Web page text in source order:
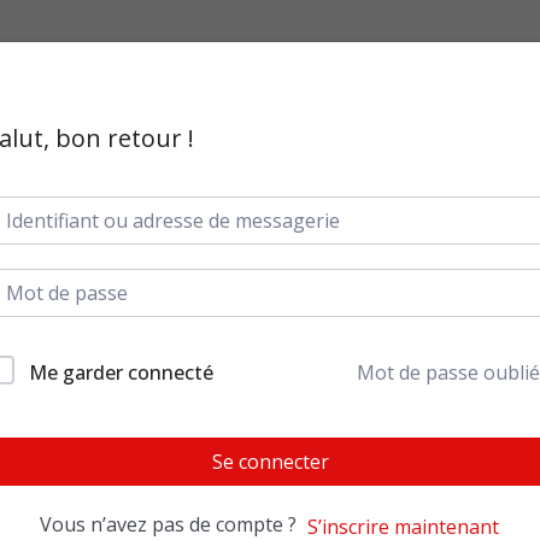
bon retour !
Me garder connecté Mot de passe
Se connecter
Vous n’avez pas de compte ? S’inscrire maintenant